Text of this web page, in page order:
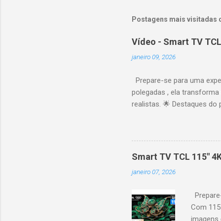
Postagens mais visitadas
Vídeo - Smart TV
janeiro 09, 2026
Prepare-se para uma
polegadas , ela
realistas. 🌟 Destaques do
desempenho otimizado
ideal para esportes e
recomendações
mais. Google Assistente :
Altura: 153,8 cm |
Smart TV TCL 115"
janeiro 07, 2026
Com
imagens